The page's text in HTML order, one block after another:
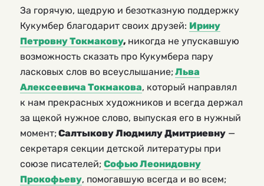
За горячую, щедрую и безотказную поддержку
Кукумбер благодарит своих друзей: Ирину
Петровну Токмакову, никогда не упускавшую
возможность сказать про Кукумбера пару
ласковых слов во всеуслышание;Льва
Алексеевича Токмакова, который направлял
к нам прекрасных художников и всегда держал
за щекой нужное слово, выпуская его в нужный
момент;Салтыкову Людмилу Дмитриевну —
секретаря секции детской литературы при
союзе писателей; Софью Леонидовну
Прокофьеву, помогавшую всегда и во всем;